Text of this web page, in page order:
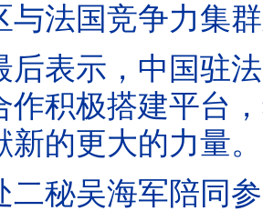
与法国竞争力集
示，中国驻法
作积极搭建平台
的更大的力量。
秘吴海军陪同参